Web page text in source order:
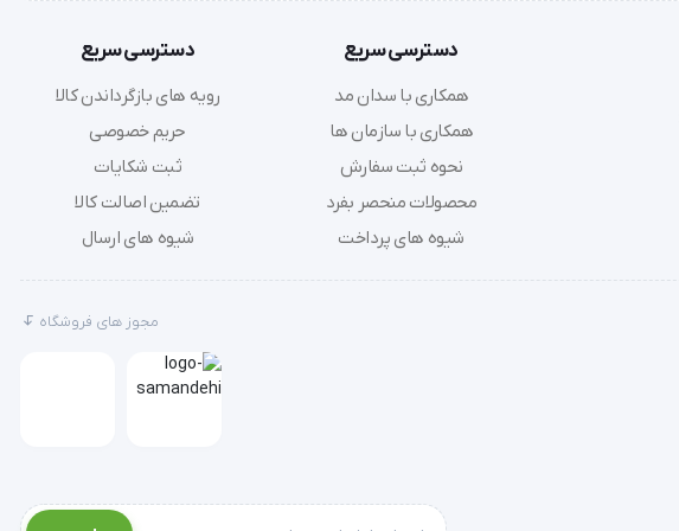
دسترسی سریع
همکاری با سدان مد
همکاری با سازمان ها
نحوه ثبت سفارش
محصولات منحصر بفرد
شیوه های پرداخت
دسترسی سریع
رویه های بازگرداندن کالا
حریم خصوصی
ثبت شکایات
تضمین اصالت کالا
شیوه های ارسال
مجوز های فروشگاه